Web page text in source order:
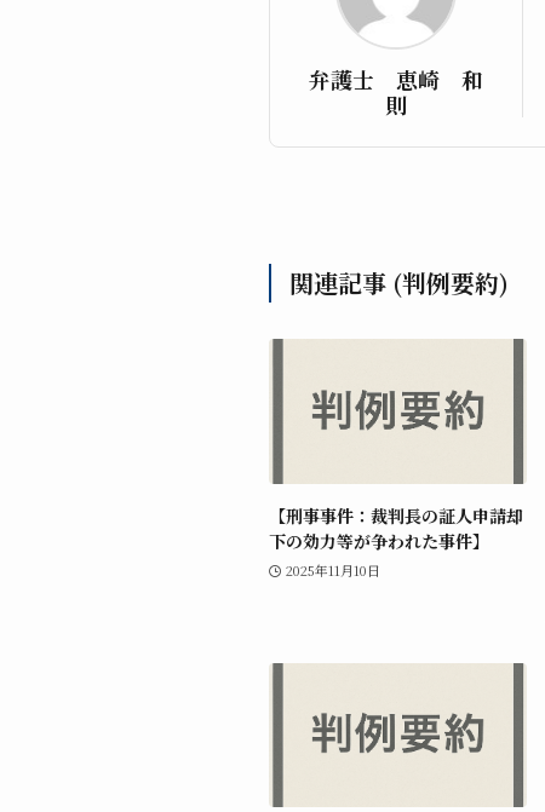
弁護士 恵崎 和
則
関連記事 (判例要約)
【刑事事件：裁判長の証人申請却
下の効力等が争われた事件】
2025年11月10日